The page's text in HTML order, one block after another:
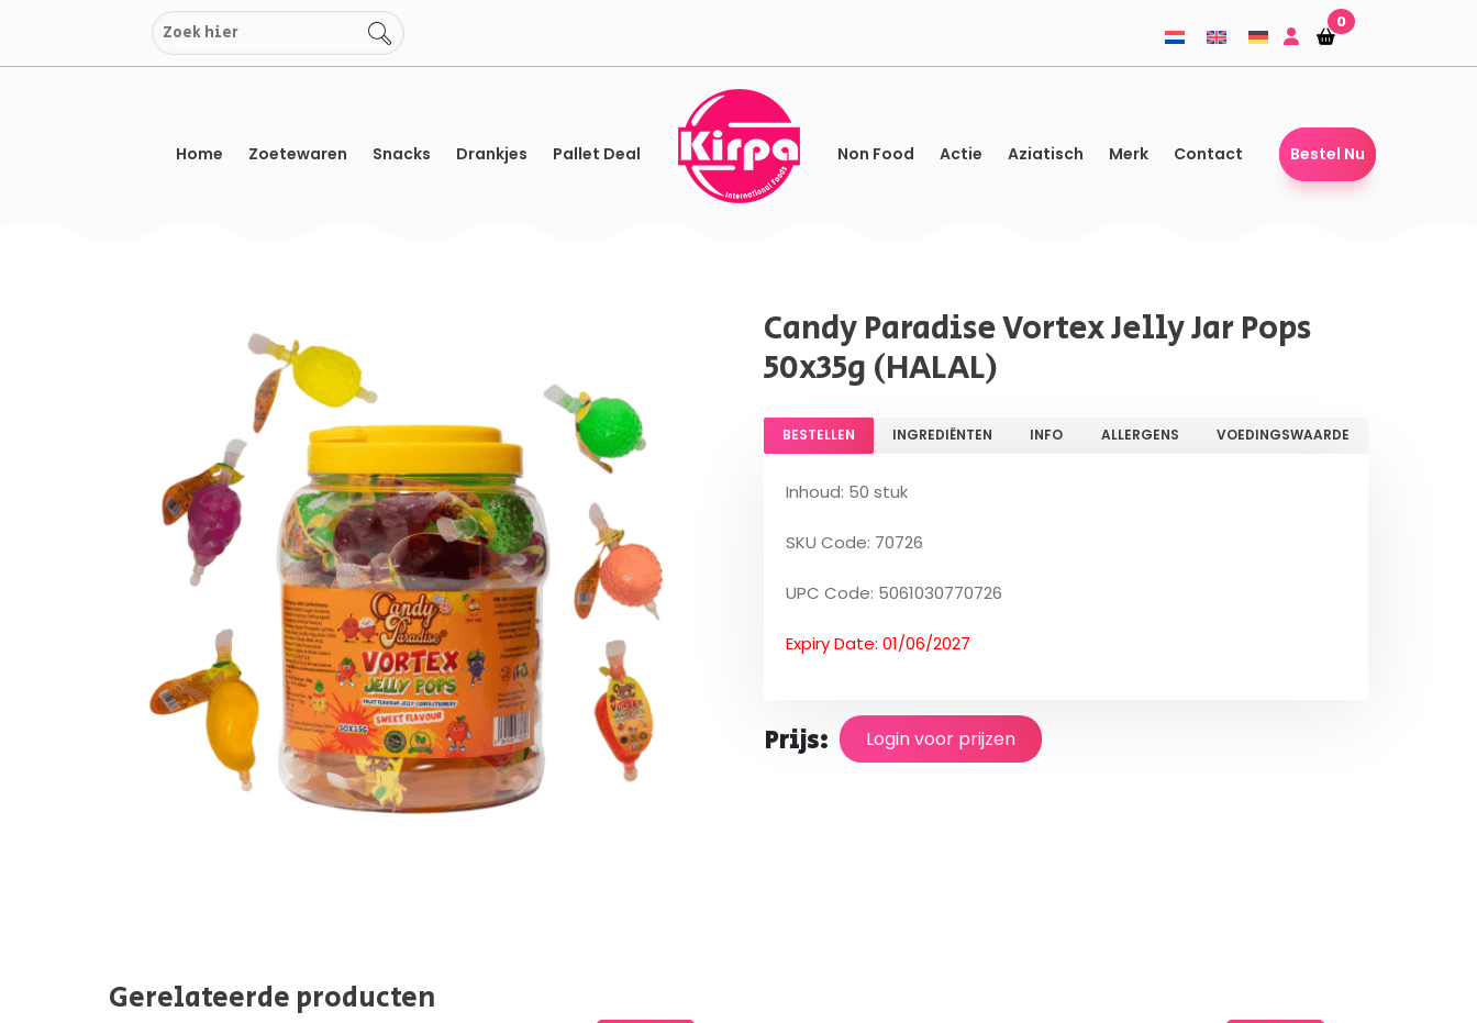
inhoud
Winkelmandje
Winkelmandje
0
Home Zoetewaren Snacks Drankjes Pallet Deal Non Food Actie Aziatisch Merk Contact Bestel Nu
Candy Paradise Vortex Jelly Jar Pops
50x35g (HALAL)
BESTELLEN INGREDIËNTEN INFO ALLERGENS VOEDINGSWAARDE
Inhoud: 50 stuk
SKU Code: 70726
UPC Code: 5061030770726
Expiry Date: 01/06/2027
Prijs: Login voor prijzen
Gerelateerde producten